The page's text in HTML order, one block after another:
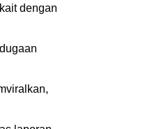
dengan